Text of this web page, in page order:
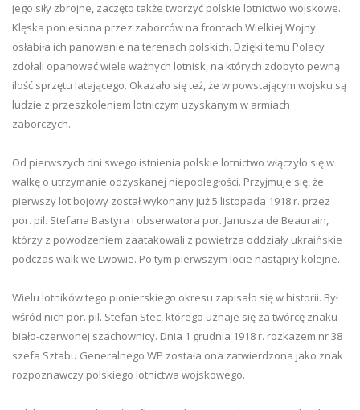
jego siły zbrojne, zaczęto także tworzyć polskie lotnictwo wojskowe.
Klęska poniesiona przez zaborców na frontach Wielkiej Wojny
osłabiła ich panowanie na terenach polskich. Dzięki temu Polacy
zdołali opanować wiele ważnych lotnisk, na których zdobyto pewną
ilość sprzętu latającego. Okazało się też, że w powstającym wojsku są
ludzie z przeszkoleniem lotniczym uzyskanym w armiach
zaborczych.
Od pierwszych dni swego istnienia polskie lotnictwo włączyło się w
walkę o utrzymanie odzyskanej niepodległości. Przyjmuje się, że
pierwszy lot bojowy został wykonany już 5 listopada 1918 r. przez
por. pil. Stefana Bastyra i obserwatora por. Janusza de Beaurain,
którzy z powodzeniem zaatakowali z powietrza oddziały ukraińskie
podczas walk we Lwowie. Po tym pierwszym locie nastąpiły kolejne.
Wielu lotników tego pionierskiego okresu zapisało się w historii. Był
wśród nich por. pil. Stefan Stec, którego uznaje się za twórcę znaku
biało-czerwonej szachownicy. Dnia 1 grudnia 1918 r. rozkazem nr 38
szefa Sztabu Generalnego WP została ona zatwierdzona jako znak
rozpoznawczy polskiego lotnictwa wojskowego.